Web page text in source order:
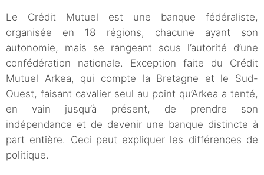
Le Crédit Mutuel est une banque fédéraliste,
organisée en 18 régions, chacune ayant son
autonomie, mais se rangeant sous l’autorité d’une
confédération nationale. Exception faite du Crédit
Mutuel Arkea, qui compte la Bretagne et le Sud-
Ouest, faisant cavalier seul au point qu’Arkea a tenté,
en vain jusqu’à présent, de prendre son
indépendance et de devenir une banque distincte à
part entière. Ceci peut expliquer les différences de
politique.